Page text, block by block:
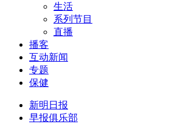
生活
系列节目
直播
播客
互动新闻
专题
保健
新明日报
早报俱乐部